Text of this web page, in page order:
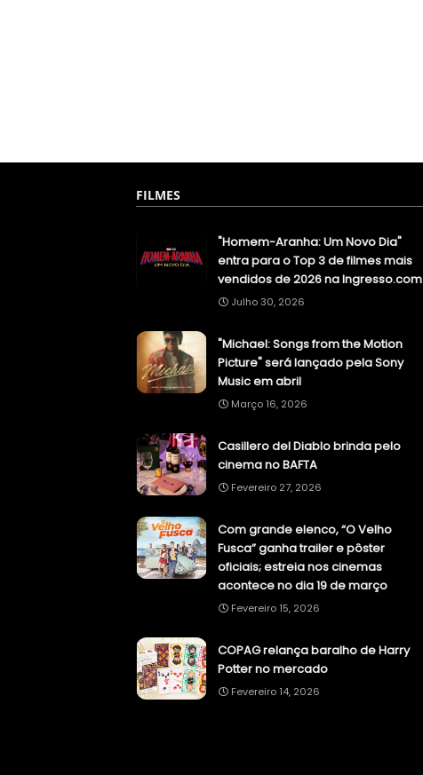
FILMES
"Homem-Aranha: Um Novo Dia"
entra para o Top 3 de filmes mais
vendidos de 2026 na Ingresso.com
Julho 30, 2026
"Michael: Songs from the Motion
Picture" será lançado pela Sony
Music em abril
Março 16, 2026
Casillero del Diablo brinda pelo
cinema no BAFTA
Fevereiro 27, 2026
Com grande elenco, “O Velho
Fusca” ganha trailer e pôster
oficiais; estreia nos cinemas
acontece no dia 19 de março
Fevereiro 15, 2026
COPAG relança baralho de Harry
Potter no mercado
Fevereiro 14, 2026